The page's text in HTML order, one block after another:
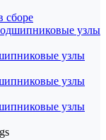
сборе
узлы
узлы
узлы
узлы